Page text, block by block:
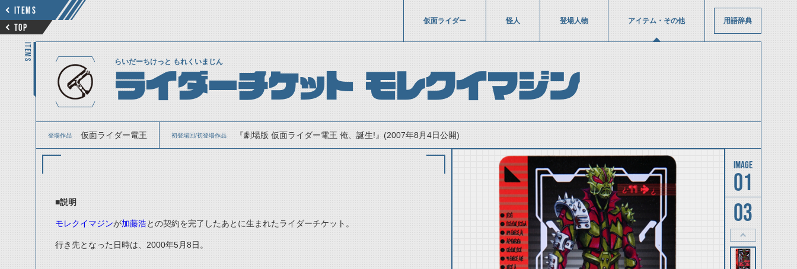
ITEMS
TOP
仮面ライダー 怪人 登場人物 アイテム・その他 用語辞典
ITEMS
らいだーちけっと もれくいまじん
ライダーチケット モレクイマジン
登場作品 仮面ライダー電王 初登場回/初登場作品 『劇場版 仮面ライダー電王 俺、誕生!』(2007年8月4日公開)
■説明
モレクイマジンが加藤浩との契約を完了したあとに生まれたライダーチケット。
行き先となった日時は、2000年5月8日。
01
03